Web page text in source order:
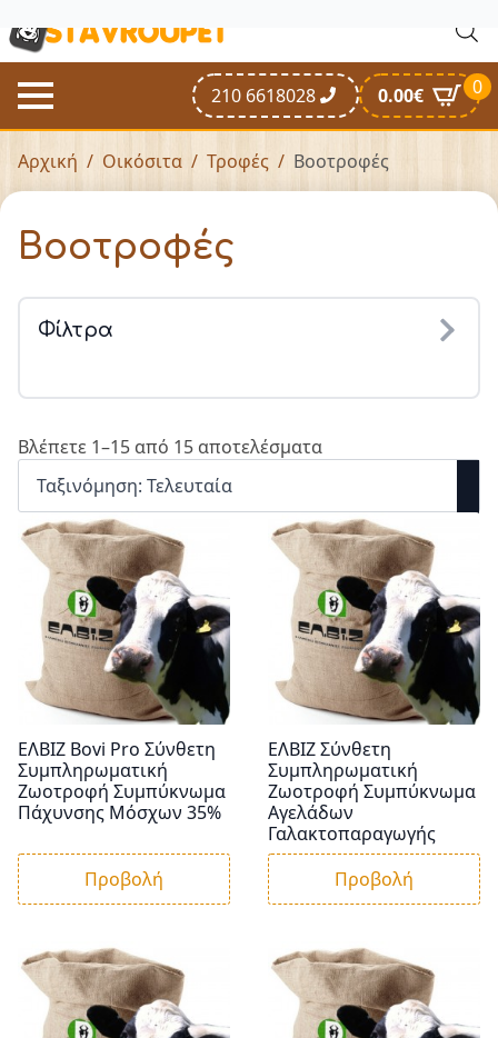
210 6618028 0.00€ 0
Αρχική Οικόσιτα Τροφές Βοοτροφές
Βοοτροφές
Φίλτρα
Βλέπετε 1–15 από 15 αποτελέσματα
ΕΛΒΙΖ Bovi Pro Σύνθετη
Συμπληρωματική
Ζωοτροφή Συμπύκνωμα
Πάχυνσης Μόσχων 35%
Προβολή
ΕΛΒΙΖ Σύνθετη
Συμπληρωματική
Ζωοτροφή Συμπύκνωμα
Αγελάδων
Γαλακτοπαραγωγής
Προβολή